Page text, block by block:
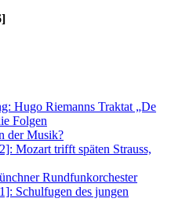
Hugo Riemanns Traktat „De
Folgen
der Musik?
Mozart trifft späten Strauss,
Rundfunkorchester
Schulfugen des jungen